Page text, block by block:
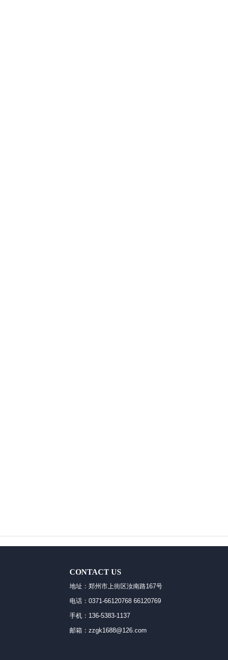
CONTACT US
地址：郑州市上街区汝南路167号
电话：0371-66120768 66120769
手机：136-5383-1137
邮箱：zzgk1688@126.com